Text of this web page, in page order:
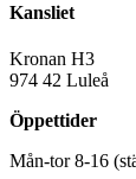
Kansliet
Kronan H3
974 42 Luleå
Öppettider
Mån-tor 8-16